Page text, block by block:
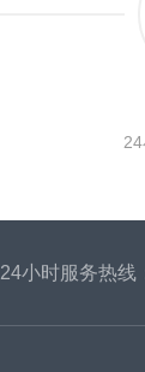
24小时服务热线